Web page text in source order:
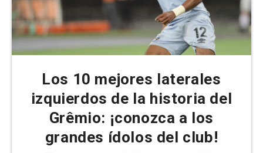
Los 10 mejores laterales
izquierdos de la historia del
Grêmio: ¡conozca a los
grandes ídolos del club!